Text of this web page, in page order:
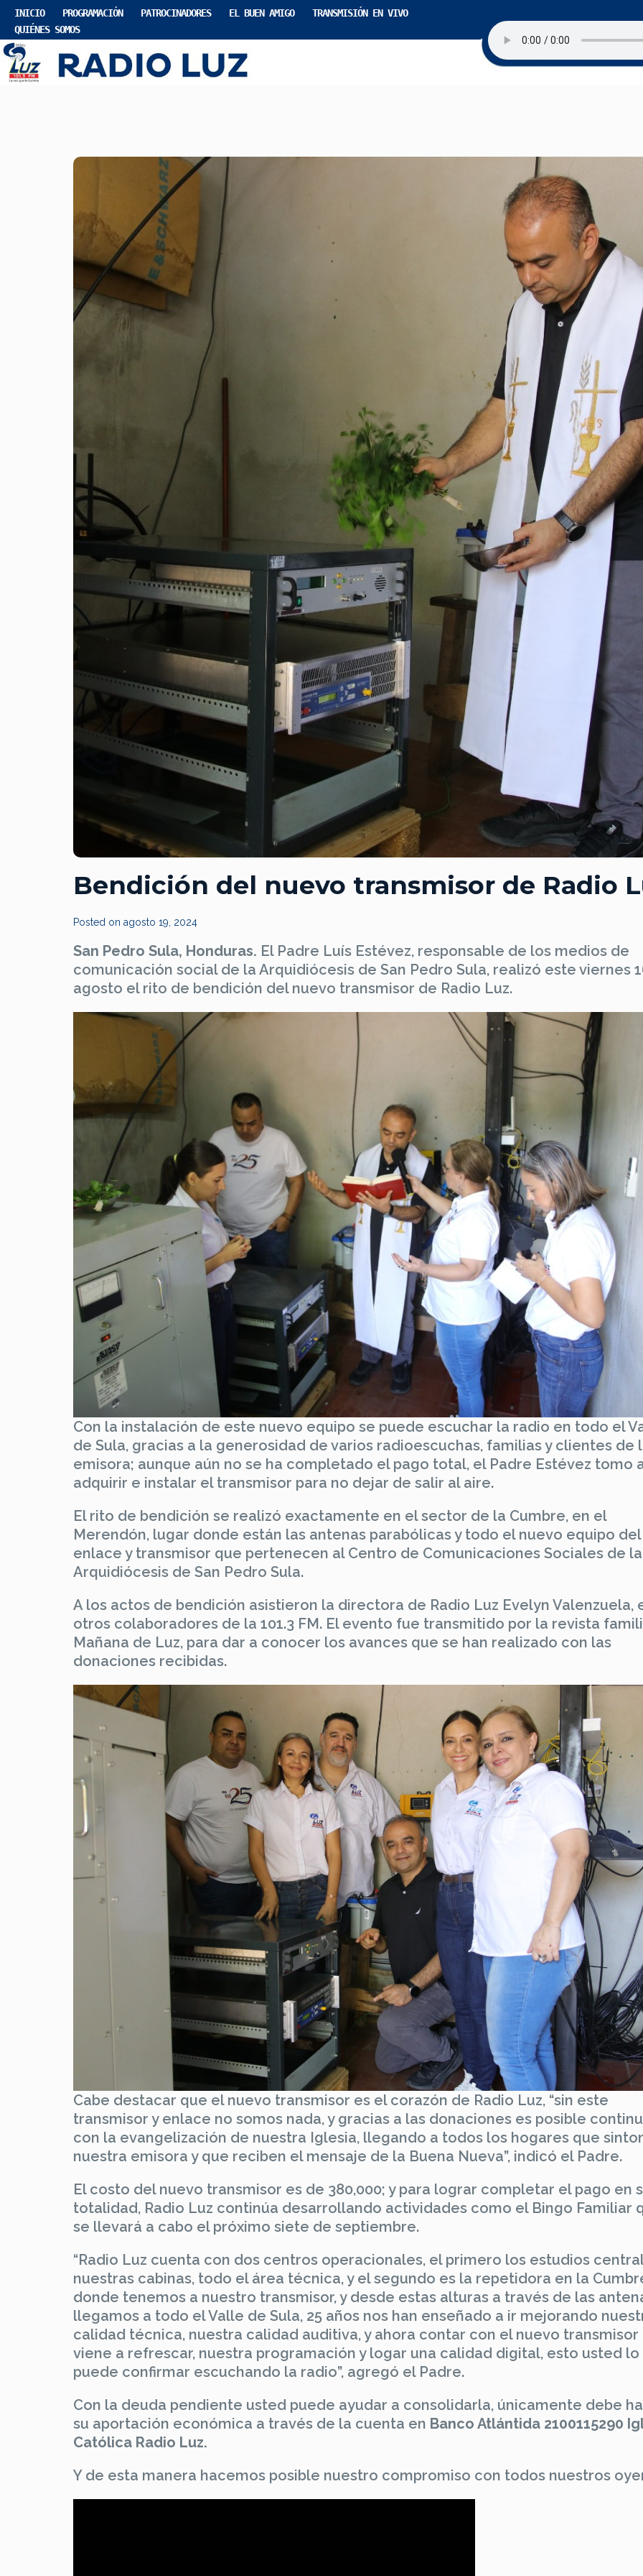
INICIO PROGRAMACIÓN PATROCINADORES EL BUEN AMIGO
TRANSMISIÓN EN VIVO
QUIÉNES SOMOS
Bendición del nuevo transmisor de Radio
Posted on agosto 19, 2024
San Pedro Sula, Honduras. El Padre Luís Estévez, responsable de los medios de
comunicación social de la Arquidiócesis de San Pedro Sula, realizó este viernes
agosto el rito de bendición del nuevo transmisor de Radio Luz.
Con la instalación de este nuevo equipo se puede escuchar la radio en todo el
de Sula, gracias a la generosidad de varios radioescuchas, familias y clientes de
emisora; aunque aún no se ha completado el pago total, el Padre Estévez tomo
adquirir e instalar el transmisor para no dejar de salir al aire.
El rito de bendición se realizó exactamente en el sector de la Cumbre, en el
Merendón, lugar donde están las antenas parabólicas y todo el nuevo equipo del
enlace y transmisor que pertenecen al Centro de Comunicaciones Sociales de la
Arquidiócesis de San Pedro Sula.
A los actos de bendición asistieron la directora de Radio Luz Evelyn Valenzuela,
otros colaboradores de la 101.3 FM. El evento fue transmitido por la revista
Mañana de Luz, para dar a conocer los avances que se han realizado con las
donaciones recibidas.
Cabe destacar que el nuevo transmisor es el corazón de Radio Luz, “sin este
transmisor y enlace no somos nada, y gracias a las donaciones es posible
con la evangelización de nuestra Iglesia, llegando a todos los hogares que
nuestra emisora y que reciben el mensaje de la Buena Nueva”, indicó el Padre.
El costo del nuevo transmisor es de 380,000; y para lograr completar el pago en
totalidad, Radio Luz continúa desarrollando actividades como el Bingo Familiar
se llevará a cabo el próximo siete de septiembre.
“Radio Luz cuenta con dos centros operacionales, el primero los estudios
nuestras cabinas, todo el área técnica, y el segundo es la repetidora en la
donde tenemos a nuestro transmisor, y desde estas alturas a través de las
llegamos a todo el Valle de Sula, 25 años nos han enseñado a ir mejorando
calidad técnica, nuestra calidad auditiva, y ahora contar con el nuevo transmisor
viene a refrescar, nuestra programación y logar una calidad digital, esto usted lo
puede confirmar escuchando la radio”, agregó el Padre.
Con la deuda pendiente usted puede ayudar a consolidarla, únicamente debe
su aportación económica a través de la cuenta en Banco Atlántida 2100115290
Católica Radio Luz.
Y de esta manera hacemos posible nuestro compromiso con todos nuestros